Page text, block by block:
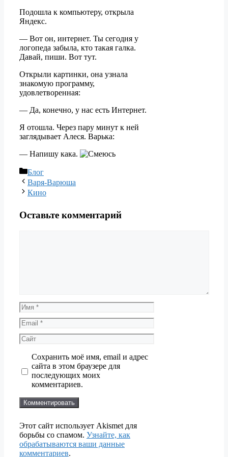
Подошла к компьютеру, открыла
Яндекс.
— Вот он, интернет. Ты сегодня у
логопеда забыла, кто такая галка.
Давай, пиши. Вот тут.
Открыли картинки, она узнала
знакомую программу,
удовлетворенная:
— Да, конечно, у нас есть Интернет.
Я отошла. Через пару минут к ней
заглядывает Алеся. Варька:
— Напишу кака.
Рубрики
Блог
Варя-Варюша
Кино
Оставьте комментарий
Имя
Email
Сайт
Сохранить моё имя, email и адрес
сайта в этом браузере для
последующих моих
комментариев.
Этот сайт использует Akismet для
борьбы со спамом. Узнайте, как
обрабатываются ваши данные
комментариев.